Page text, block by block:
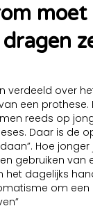
moet
verdeeld over
een prothese.
reeds op
Daar is de
Hoe
gebruiken van
het dagelijks
om een